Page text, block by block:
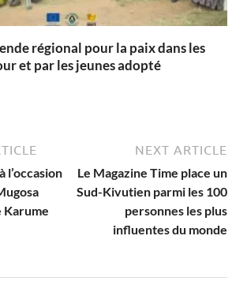
régional pour la paix dans les
et par les jeunes adopté
l’occasion
Karume
NEXT ARTICLE
Le Magazine Time place un
Sud-Kivutien parmi les 100
personnes les plus
influentes du monde